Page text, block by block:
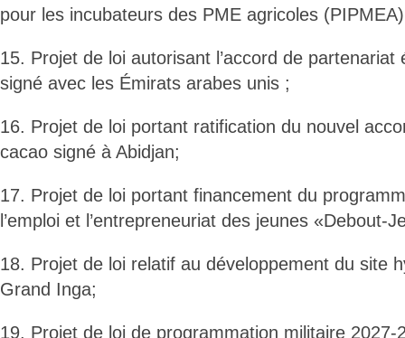
pour les incubateurs des PME agricoles
15. Projet de loi autorisant l’accord de partenariat
signé avec les Émirats arabes unis ;
16. Projet de loi portant ratification du nouvel
cacao signé à Abidjan;
17. Projet de loi portant financement du
l’emploi et l’entrepreneuriat des jeunes «Debout-
18. Projet de loi relatif au développement du site
Grand Inga;
19. Projet de loi de programmation militaire 2027-